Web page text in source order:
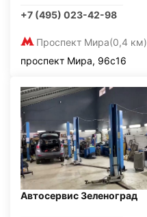
+7 (495) 023-42-98
Проспект Мира(0,4 км)
проспект Мира, 96с16
Автосервис Зеленоград